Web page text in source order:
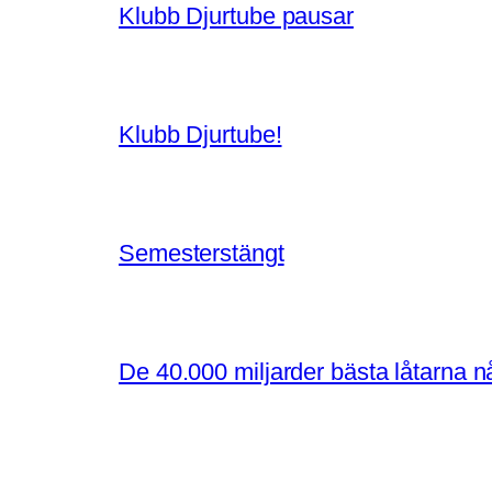
Klubb Djurtube pausar
Klubb Djurtube!
Semesterstängt
De 40.000 miljarder bästa låtarna